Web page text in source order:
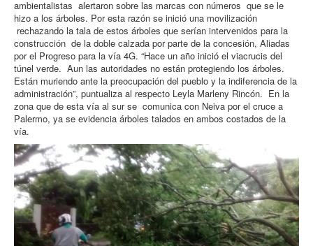
ambientalistas alertaron sobre las marcas con números que se le
hizo a los árboles. Por esta razón se inició una movilización
rechazando la tala de estos árboles que serían intervenidos para la
construcción de la doble calzada por parte de la concesión, Aliadas
por el Progreso para la vía 4G. “Hace un año inició el viacrucis del
túnel verde. Aun las autoridades no están protegiendo los árboles.
Están muriendo ante la preocupación del pueblo y la indiferencia de la
administración”, puntualiza al respecto Leyla Marleny Rincón. En la
zona que de esta vía al sur se comunica con Neiva por el cruce a
Palermo, ya se evidencia árboles talados en ambos costados de la
vía.